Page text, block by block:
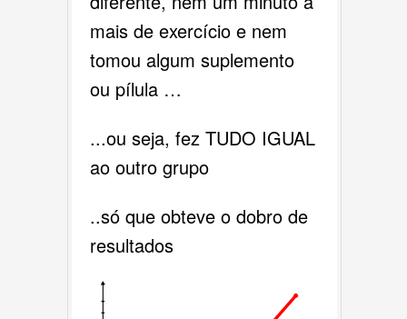
mais de exercício e nem
tomou algum suplemento
ou pílula …
...ou seja, fez TUDO IGUAL
ao outro grupo
..só que obteve o dobro de
resultados